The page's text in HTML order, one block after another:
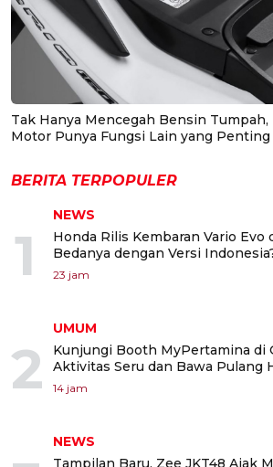
Tak Hanya Mencegah Bensin
Motor Punya Fungsi Lain yang Penting
BERITA TERPOPULER
1
NEWS
Honda Rilis Kembaran Vario Evo
Bedanya dengan Versi
23 jam
2
UMUM
Kunjungi Booth MyPertamina di
Aktivitas Seru dan Bawa Pulang
14 jam
NEWS
Tampilan Baru, Zee JKT48 Ajak